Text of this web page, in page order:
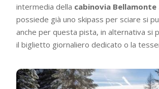
intermedia della cabinovia Bellamonte
possiede già uno skipass per sciare si
anche per questa pista, in alternativa si
il biglietto giornaliero dedicato o la